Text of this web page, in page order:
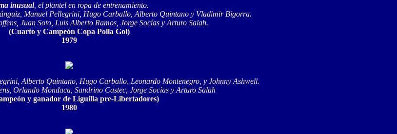
inusual, el plantel en ropa de entrenamiento.
Manuel Pellegrini, Hugo Carballo, Alberto Quintano y Vladimir Bigorra.
Juan Soto, Luis Alberto Ramos, Jorge Socías y Arturo Salah.
(Cuarto y Campeón Copa Polla Gol)
1979
Alberto Quintano, Hugo Carballo, Leonardo Montenegro, y Johnny Ashwell.
Orlando Mondaca, Sandrino Castec, Jorge Socías y Arturo Salah
y ganador de Liguilla pre-Libertadores)
1980